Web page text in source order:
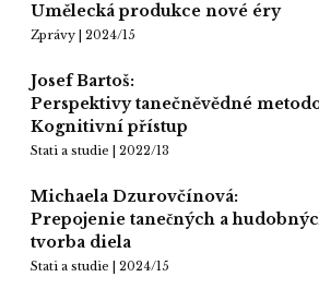
Umělecká produkce nové éry
Zprávy | 2024/15
Josef Bartoš:
Perspektivy tanečněvědné
Kognitivní přístup
Stati a studie | 2022/13
Michaela Dzurovčínová:
Prepojenie tanečných a
tvorba diela
Stati a studie | 2024/15